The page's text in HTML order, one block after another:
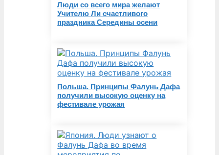
Люди со всего мира желают
Учителю Ли счастливого
праздника Середины осени
Польша. Принципы Фалунь Дафа
получили высокую оценку на
фестивале урожая